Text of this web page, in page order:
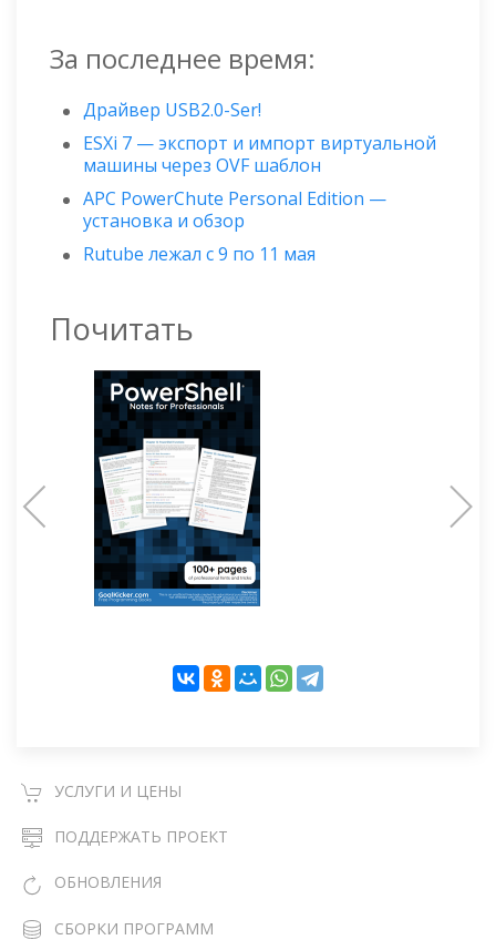
За последнее время:
Драйвер USB2.0-Ser!
ESXi 7 — экспорт и импорт виртуальной
машины через OVF шаблон
APC PowerChute Personal Edition —
установка и обзор
Rutube лежал с 9 по 11 мая
Почитать
УСЛУГИ И ЦЕНЫ
ПОДДЕРЖАТЬ ПРОЕКТ
ОБНОВЛЕНИЯ
СБОРКИ ПРОГРАММ